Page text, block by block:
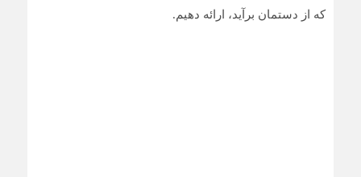
که از دستمان برآید، ارائه دهیم.